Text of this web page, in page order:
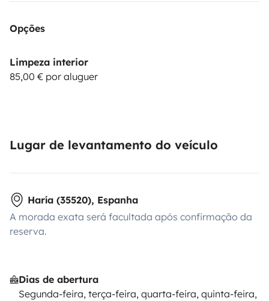
Opções
Limpeza interior
85,00 € por aluguer
Lugar de levantamento do veículo
Haría (35520), Espanha
A morada exata será facultada após confirmação da
reserva.
Dias de abertura
Segunda-feira, terça-feira, quarta-feira, quinta-feira,